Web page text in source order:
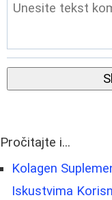
Pročitajte i...
Kolagen
Iskustvima